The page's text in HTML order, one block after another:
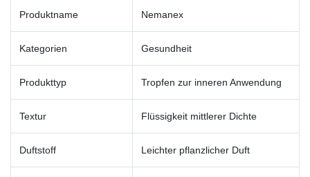
Produktname Nemanex
Kategorien Gesundheit
Produkttyp Tropfen zur inneren Anwendung
Textur Flüssigkeit mittlerer Dichte
Duftstoff Leichter pflanzlicher Duft